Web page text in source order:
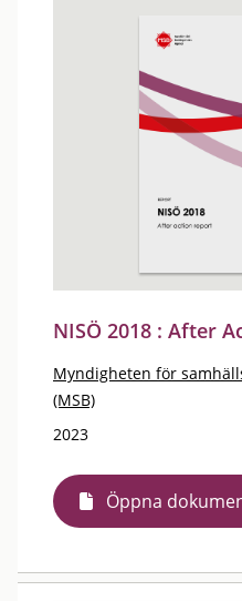
NISÖ 2018 : After
Myndigheten för
(MSB)
2023
Öppna